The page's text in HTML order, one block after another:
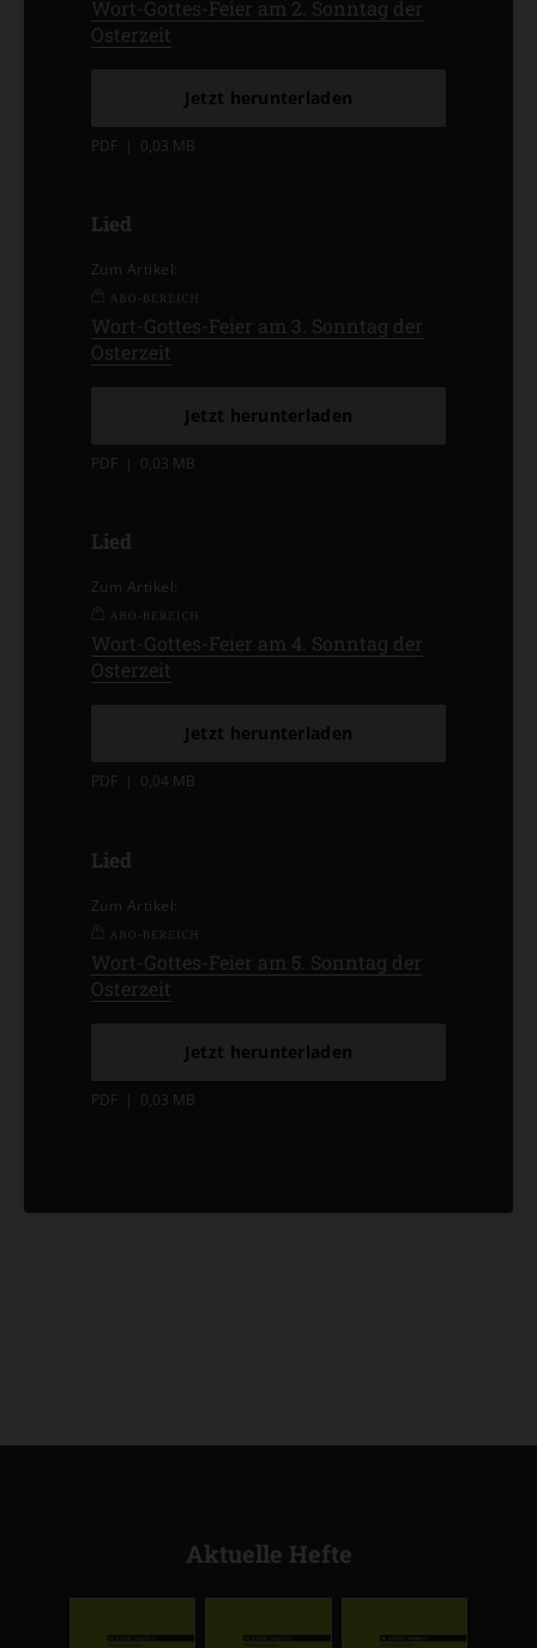
Wort-Gottes-Feier am 2. Sonntag der
Osterzeit
Jetzt herunterladen
PDF 0,03 MB
Lied
Zum Artikel:
Wort-Gottes-Feier am 3. Sonntag der
Osterzeit
Jetzt herunterladen
PDF 0,03 MB
Lied
Zum Artikel:
Wort-Gottes-Feier am 4. Sonntag der
Osterzeit
Jetzt herunterladen
PDF 0,04 MB
Lied
Zum Artikel:
Wort-Gottes-Feier am 5. Sonntag der
Osterzeit
Jetzt herunterladen
PDF 0,03 MB
Aktuelle Hefte